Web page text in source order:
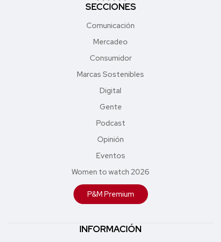
SECCIONES
Comunicación
Mercadeo
Consumidor
Marcas Sostenibles
Digital
Gente
Podcast
Opinión
Eventos
Women to watch 2026
P&M Premium
INFORMACIÓN